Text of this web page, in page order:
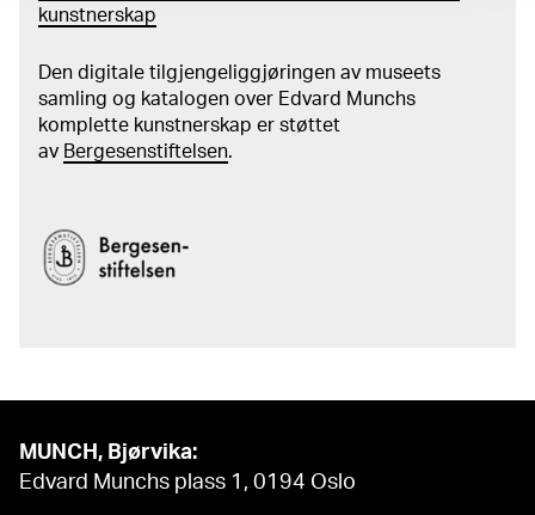
kunstnerskap
Den digitale tilgjengeliggjøringen av museets
samling og katalogen over Edvard Munchs
komplette kunstnerskap er støttet
av Bergesenstiftelsen.
MUNCH, Bjørvika:
Edvard Munchs plass 1, 0194 Oslo